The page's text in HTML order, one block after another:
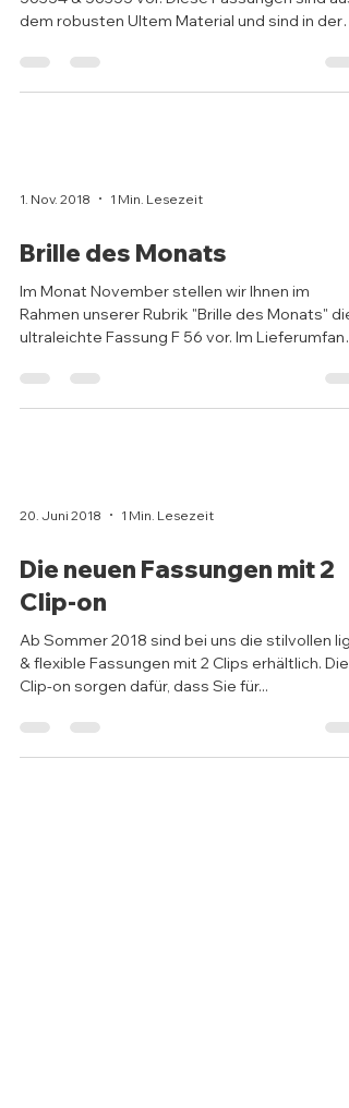
Im November stellen wir Ihnen die Fassungen
dem robusten Ultem Material und sind in der
Größe...
1. Nov. 2018 1 Min. Lesezeit
Brille des Monats
Im Monat November stellen wir Ihnen im
ultraleichte Fassung F 56 vor. Im Lieferumfang
sind...
20. Juni 2018 1 Min. Lesezeit
Die neuen Fassungen mit 2
Clip-on
Ab Sommer 2018 sind bei uns die stilvollen
Clip-on sorgen dafür, dass Sie für...